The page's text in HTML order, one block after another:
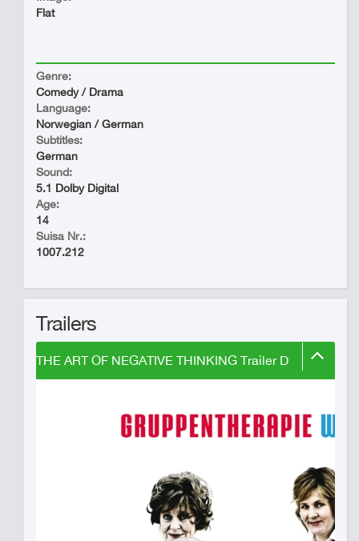
Flat
Genre:
Comedy / Drama
Language:
Norwegian / German
Subtitles:
German
Sound:
5.1 Dolby Digital
Age:
14
Suisa Nr.:
1007.212
Trailers
THE ART OF NEGATIVE THINKING Trailer D